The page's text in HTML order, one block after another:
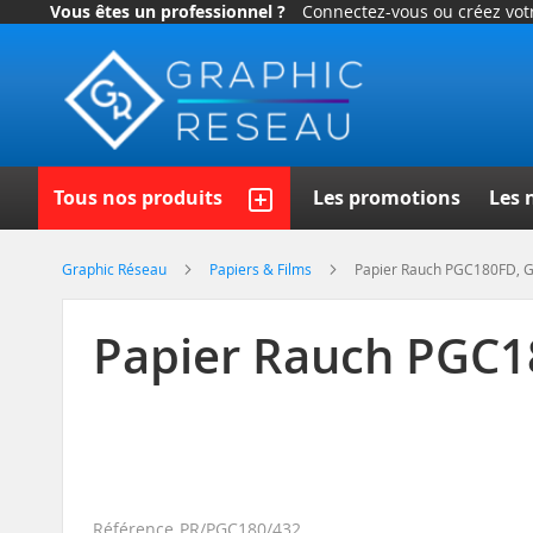
Vous êtes un professionnel ? Connectez-vous ou créez
Allez
contenu
Tous nos produits Les promotions Les
Graphic Réseau Papiers & Films Papier Rauch PGC180FD,
Papier Rauch